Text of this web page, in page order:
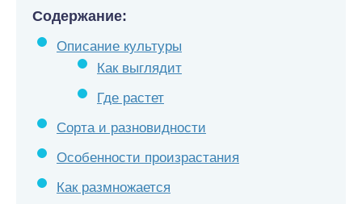
Содержание:
Описание культуры
Как выглядит
Где растет
Сорта и разновидности
Особенности произрастания
Как размножается